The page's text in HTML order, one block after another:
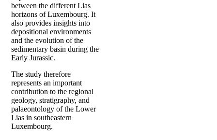
between the different Lias
horizons of Luxembourg. It
also provides insights into
depositional environments
and the evolution of the
sedimentary basin during the
Early Jurassic.
The study therefore
represents an important
contribution to the regional
geology, stratigraphy, and
palaeontology of the Lower
Lias in southeastern
Luxembourg.